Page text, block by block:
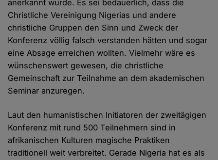
anerkannt wurde. Es sei bedauerlich, dass die
Christliche Vereinigung Nigerias und andere
christliche Gruppen den Sinn und Zweck der
Konferenz völlig falsch verstanden hätten und sogar
eine Absage erreichen wollten. Vielmehr wäre es
wünschenswert gewesen, die christliche
Gemeinschaft zur Teilnahme an dem akademischen
Seminar anzuregen.
Laut den humanistischen Initiatoren der zweitägigen
Konferenz mit rund 500 Teilnehmern sind in
afrikanischen Kulturen magische Praktiken
traditionell weit verbreitet. Gerade Nigeria hat es als